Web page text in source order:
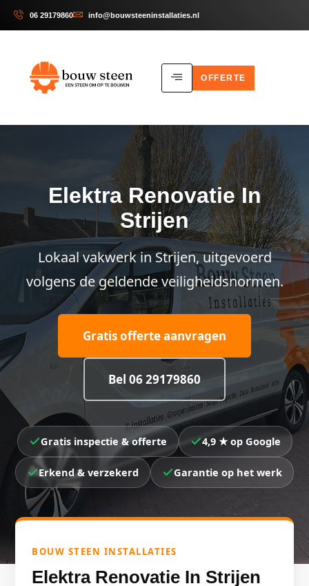
06 29179860 info@bouwsteeninstallaties.nl
OFFERTE
Elektra Renovatie In
Strijen
Lokaal vakwerk in Strijen, uitgevoerd
volgens de geldende veiligheidsnormen.
Gratis offerte aanvragen
Bel 06 29179860
Gratis inspectie & offerte 4,9 ★ op Google
Erkend & verzekerd Garantie op het werk
BOUW STEEN INSTALLATIES
Elektra Renovatie In Strijen